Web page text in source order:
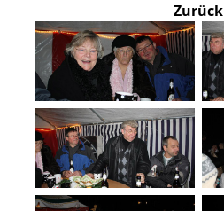
Zurück